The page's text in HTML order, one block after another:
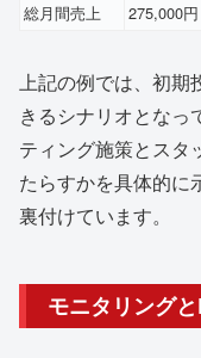
総月間売上
275,000円
上記の例では、初期
きるシナリオとなっ
ティング施策とスタ
たらすかを具体的に
裏付けています。
モニタリング